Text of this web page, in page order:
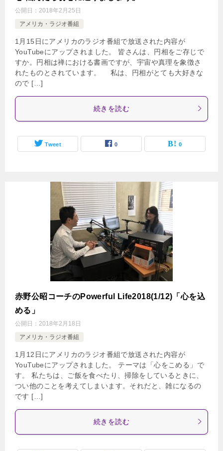
公開日： 2018年2月25日
アメリカ・ラジオ番組
1月15日にアメリカのラジオ番組で放送された内容が
YouTubeにアップされました。 皆さんは、円相をご存じで
すか。円相は禅における書画ですが、宇宙や真理を象徴さ
れたものとされています。 私は、円相がとても大好きな
ので […]
続きを読む
Tweet 0 0
赤野公昭コーチのPowerful Life2018(1/12)「心を込
める」
公開日： 2018年2月18日
アメリカ・ラジオ番組
1月12日にアメリカのラジオ番組で放送された内容が
YouTubeにアップされました。 テーマは「心をこめる」で
す。 私たちは、ご飯を食べたり、掃除をしているときに、
つい他のことを考えてしまいます。それだと、雑になるの
です […]
続きを読む